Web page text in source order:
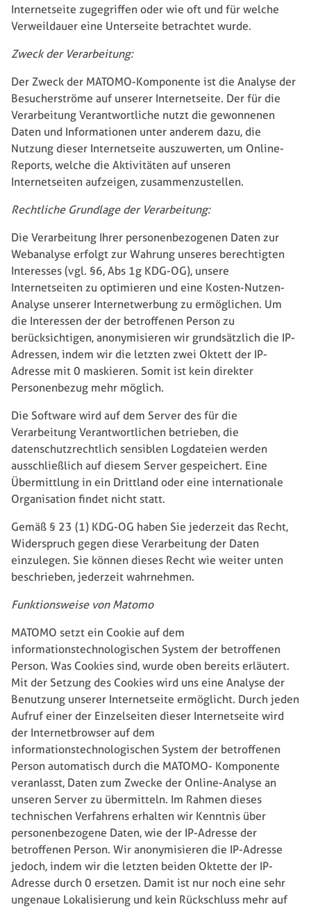
Internetseite zugegriffen oder wie oft und für welche
Verweildauer eine Unterseite betrachtet wurde.
Zweck der Verarbeitung:
Der Zweck der MATOMO-Komponente ist die Analyse der
Besucherströme auf unserer Internetseite. Der für die
Verarbeitung Verantwortliche nutzt die gewonnenen
Daten und Informationen unter anderem dazu, die
Nutzung dieser Internetseite auszuwerten, um Online-
Reports, welche die Aktivitäten auf unseren
Internetseiten aufzeigen, zusammenzustellen.
Rechtliche Grundlage der Verarbeitung:
Die Verarbeitung Ihrer personenbezogenen Daten zur
Webanalyse erfolgt zur Wahrung unseres berechtigten
Interesses (vgl. §6, Abs 1g KDG-OG), unsere
Internetseiten zu optimieren und eine Kosten-Nutzen-
Analyse unserer Internetwerbung zu ermöglichen. Um
die Interessen der der betroffenen Person zu
berücksichtigen, anonymisieren wir grundsätzlich die IP-
Adressen, indem wir die letzten zwei Oktett der IP-
Adresse mit 0 maskieren. Somit ist kein direkter
Personenbezug mehr möglich.
Die Software wird auf dem Server des für die
Verarbeitung Verantwortlichen betrieben, die
datenschutzrechtlich sensiblen Logdateien werden
ausschließlich auf diesem Server gespeichert. Eine
Übermittlung in ein Drittland oder eine internationale
Organisation findet nicht statt.
Gemäß § 23 (1) KDG-OG haben Sie jederzeit das Recht,
Widerspruch gegen diese Verarbeitung der Daten
einzulegen. Sie können dieses Recht wie weiter unten
beschrieben, jederzeit wahrnehmen.
Funktionsweise von Matomo
MATOMO setzt ein Cookie auf dem
informationstechnologischen System der betroffenen
Person. Was Cookies sind, wurde oben bereits erläutert.
Mit der Setzung des Cookies wird uns eine Analyse der
Benutzung unserer Internetseite ermöglicht. Durch jeden
Aufruf einer der Einzelseiten dieser Internetseite wird
der Internetbrowser auf dem
informationstechnologischen System der betroffenen
Person automatisch durch die MATOMO- Komponente
veranlasst, Daten zum Zwecke der Online-Analyse an
unseren Server zu übermitteln. Im Rahmen dieses
technischen Verfahrens erhalten wir Kenntnis über
personenbezogene Daten, wie der IP-Adresse der
betroffenen Person. Wir anonymisieren die IP-Adresse
jedoch, indem wir die letzten beiden Oktette der IP-
Adresse durch 0 ersetzen. Damit ist nur noch eine sehr
ungenaue Lokalisierung und kein Rückschluss mehr auf